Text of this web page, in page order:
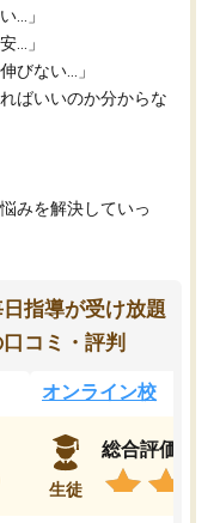
…」
…」
びない…」
ばいいのか分からな
みを解決していっ
指導が受け放題
コミ・評判
オンライン校
生徒
総合評価